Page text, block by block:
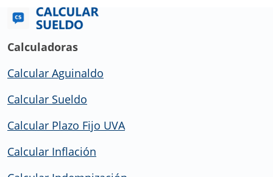
Calculadoras
Calcular Aguinaldo
Calcular Sueldo
Calcular Plazo Fijo UVA
Calcular Inflación